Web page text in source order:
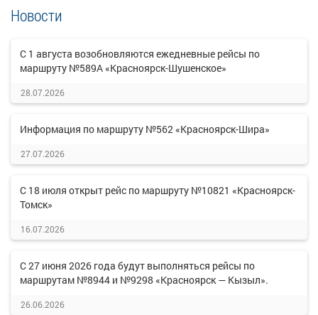
Новости
С 1 августа возобновляются ежедневные рейсы по
маршруту №589А «Красноярск-Шушенское»
28.07.2026
Информация по маршруту №562 «Красноярск-Шира»
27.07.2026
С 18 июля открыт рейс по маршруту №10821 «Красноярск-
Томск»
16.07.2026
С 27 июня 2026 года будут выполняться рейсы по
маршрутам №8944 и №9298 «Красноярск — Кызыл».
26.06.2026